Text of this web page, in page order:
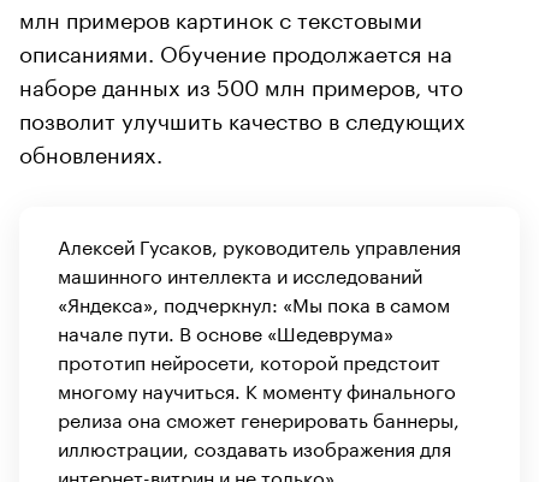
млн примеров картинок с текстовыми
описаниями. Обучение продолжается на
наборе данных из 500 млн примеров, что
позволит улучшить качество в следующих
обновлениях.
Алексей Гусаков, руководитель управления
машинного интеллекта и исследований
«Яндекса», подчеркнул: «Мы пока в самом
начале пути. В основе «Шедеврума»
прототип нейросети, которой предстоит
многому научиться. К моменту финального
релиза она сможет генерировать баннеры,
иллюстрации, создавать изображения для
интернет-витрин и не только».